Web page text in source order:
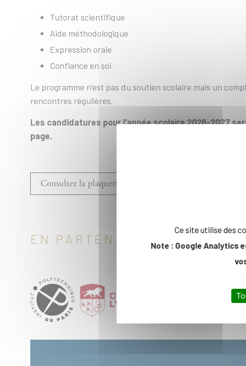
Tutorat scientifique
Aide méthodologique
Expression orale
Confiance en soi
Le programme n’est pas du soutien scolaire mais un
rencontres régulières.
Les candidatures pour l'année scolaire 2026-2027
page.
Consultez la plaquette de présentation du programme
EN PARTENARIAT
Ce site utilise des
Note : Google Analytics